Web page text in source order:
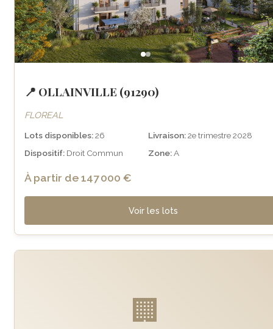
📍 OLLAINVILLE (91290)
FLOREAL
Lots disponibles:26 Livraison:2e trimestre 2028
Dispositif: Droit Commun Zone:A
À partir de 147 000 €
Voir les lots
🏢